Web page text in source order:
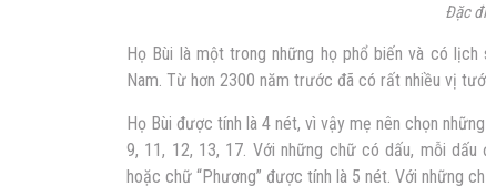
Đặc
Họ Bùi là một trong những họ phổ biến và có
Nam. Từ hơn 2300 năm trước đã có rất nhiều vị
Họ Bùi được tính là 4 nét, vì vậy mẹ nên chọn
9, 11, 12, 13, 17. Với những chữ có dấu, mỗi
hoặc chữ “Phương” được tính là 5 nét. Với những